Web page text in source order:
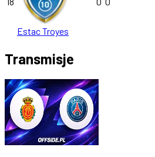
Estac Troyes
Transmisje